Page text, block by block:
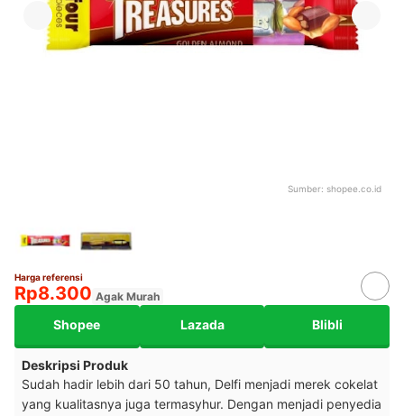
Sumber: shopee.co.id
Harga referensi
Rp8.300 Agak Murah
Shopee Lazada Blibli
Deskripsi Produk
Sudah hadir lebih dari 50 tahun, Delfi menjadi merek cokelat
yang kualitasnya juga termasyhur. Dengan menjadi penyedia